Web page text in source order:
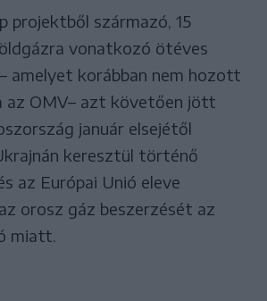
projektből származó, 15
vonatkozó ötéves
amelyet korábban nem hozott
az OMV– azt követően jött
január elsejétől
keresztül történő
az Európai Unió eleve
orosz gáz beszerzését az
miatt.